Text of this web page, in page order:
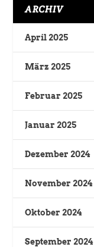
ARCHIV
April 2025
März 2025
Februar 2025
Januar 2025
Dezember 2024
November 2024
Oktober 2024
September 2024